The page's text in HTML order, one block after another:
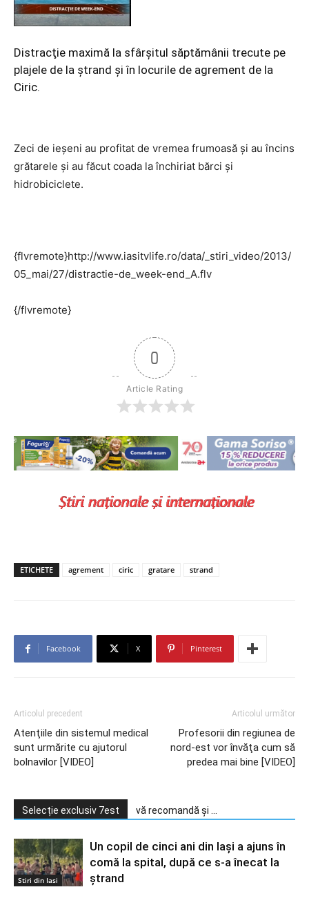
Distracţie maximă la sfârşitul săptămânii trecute pe
plajele de la ştrand şi în locurile de agrement de la
Ciric.
Zeci de ieşeni au profitat de vremea frumoasă şi au încins
grătarele şi au făcut coada la închiriat bărci şi
hidrobiciclete.
{flvremote}http://www.iasitvlife.ro/data/_stiri_video/2013/
05_mai/27/distractie-de_week-end_A.flv
{/flvremote}
0
Article Rating
ETICHETE agrement ciric gratare strand
Facebook X Pinterest
Articolul precedent
Atenţiile din sistemul medical
sunt urmărite cu ajutorul
bolnavilor [VIDEO]
Articolul următor
Profesorii din regiunea de
nord-est vor învăţa cum să
predea mai bine [VIDEO]
Selecție exclusiv 7est vă recomandă și ...
Stiri din Iasi
Un copil de cinci ani din Iaşi a ajuns în
comă la spital, după ce s-a înecat la
ștrand